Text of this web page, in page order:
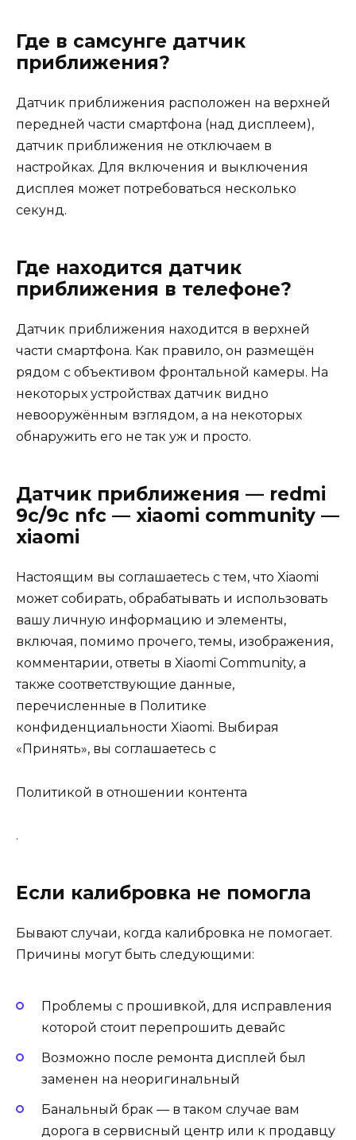
Где в самсунге датчик
приближения?
Датчик приближения расположен на верхней
передней части смартфона (над дисплеем),
датчик приближения не отключаем в
настройках. Для включения и выключения
дисплея может потребоваться несколько
секунд.
Где находится датчик
приближения в телефоне?
Датчик приближения находится в верхней
части смартфона. Как правило, он размещён
рядом с объективом фронтальной камеры. На
некоторых устройствах датчик видно
невооружённым взглядом, а на некоторых
обнаружить его не так уж и просто.
Датчик приближения — redmi
9c/9c nfc — xiaomi community —
xiaomi
Настоящим вы соглашаетесь с тем, что Xiaomi
может собирать, обрабатывать и использовать
вашу личную информацию и элементы,
включая, помимо прочего, темы, изображения,
комментарии, ответы в Xiaomi Community, а
также соответствующие данные,
перечисленные в Политике
конфиденциальности Xiaomi. Выбирая
«Принять», вы соглашаетесь с
Политикой в отношении контента
.
Если калибровка не помогла
Бывают случаи, когда калибровка не помогает.
Причины могут быть следующими:
Проблемы с прошивкой, для исправления
которой стоит перепрошить девайс
Возможно после ремонта дисплей был
заменен на неоригинальный
Банальный брак — в таком случае вам
дорога в сервисный центр или к продавцу